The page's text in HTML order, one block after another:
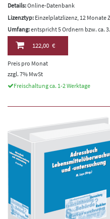
Details:Online-Datenbank
Lizenztyp: Einzelplatzlizenz, 12
Umfang:entspricht 5 Ordnern bzw. ca.
122,00 €
Preis pro Monat
zzgl. 7% MwSt
Freischaltung ca. 1-2 Werktage